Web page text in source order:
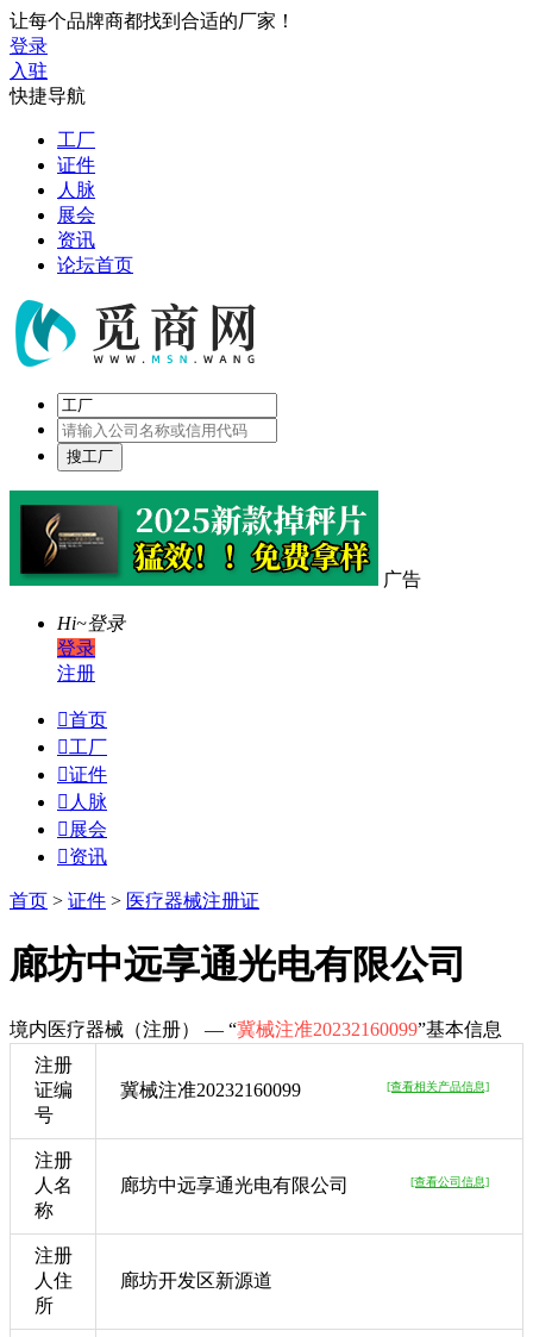
让每个品牌商都找到合适的厂家！
登录
入驻
快捷导航
工厂
证件
人脉
展会
资讯
论坛首页
广告
Hi~登录
登录
注册
首页
工厂
证件
 人脉
 展会
资讯
首页 > 证件 > 医疗器械注册证
廊坊中远享通光电有限公司
境内医疗器械（注册） — “冀械注准20232160099”基本信息
注册
证编
号
冀械注准20232160099 [查看相关产品信息]
注册
人名
称
廊坊中远享通光电有限公司 [查看公司信息]
注册
人住
所
廊坊开发区新源道